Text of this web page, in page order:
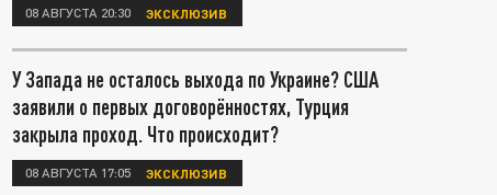
08 АВГУСТА 20:30 ЭКСКЛЮЗИВ
У Запада не осталось выхода по Украине? США
заявили о первых договорённостях, Турция
закрыла проход. Что происходит?
08 АВГУСТА 17:05 ЭКСКЛЮЗИВ